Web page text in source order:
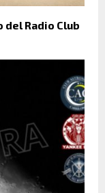
del Radio Club